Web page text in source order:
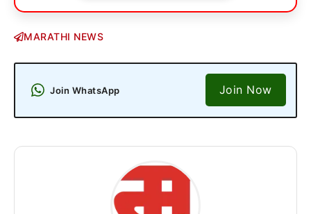
MARATHI NEWS
Join WhatsApp Join Now